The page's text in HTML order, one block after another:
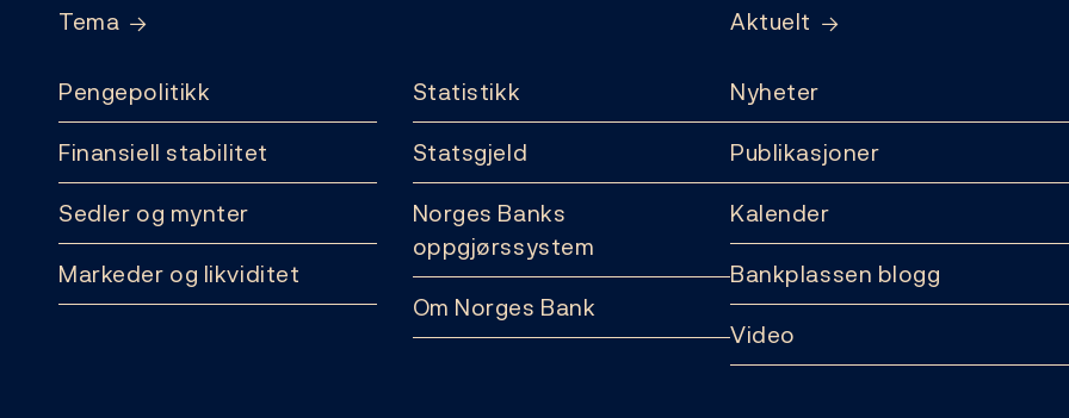
Tema
Pengepolitikk
Finansiell stabilitet
Sedler og mynter
Markeder og likviditet
Statistikk
Statsgjeld
Norges Banks
oppgjørssystem
Om Norges Bank
Aktuelt
Nyheter
Publikasjoner
Kalender
Bankplassen blogg
Video